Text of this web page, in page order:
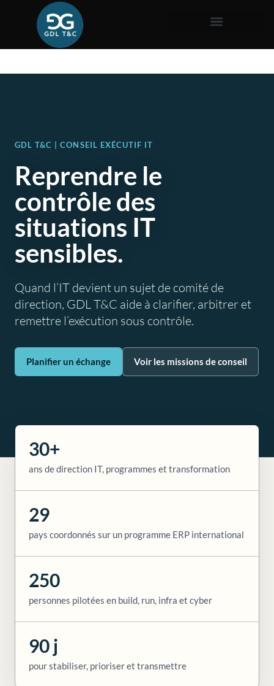
GDL T&C | CONSEIL EXÉCUTIF IT
Reprendre le
contrôle des
situations IT
sensibles.
Quand l’IT devient un sujet de comité de
direction, GDL T&C aide à clarifier, arbitrer et
remettre l’exécution sous contrôle.
Planifier un échange Voir les missions de conseil
30+
ans de direction IT, programmes et transformation
29
pays coordonnés sur un programme ERP international
250
personnes pilotées en build, run, infra et cyber
90 j
pour stabiliser, prioriser et transmettre